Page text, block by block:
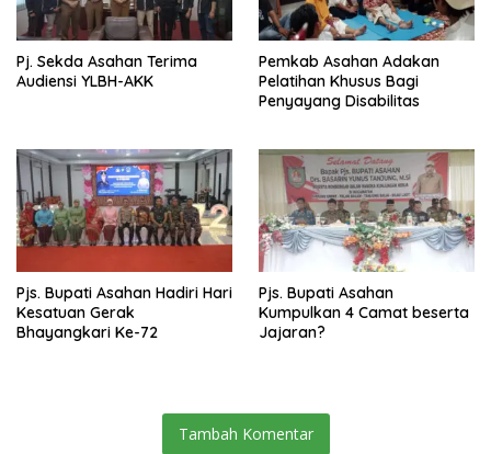
Pj. Sekda Asahan Terima
Audiensi YLBH-AKK
Pemkab Asahan Adakan
Pelatihan Khusus Bagi
Penyayang Disabilitas
Pjs. Bupati Asahan Hadiri Hari
Kesatuan Gerak
Bhayangkari Ke-72
Pjs. Bupati Asahan
Kumpulkan 4 Camat beserta
Jajaran?
Tambah Komentar